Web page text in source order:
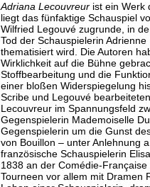
Adriana Lecouvreurist ein Werk
liegt das fünfaktige Schauspiel
Wilfried Legouvé zugrunde, in
Tod der Schauspielerin
thematisiert wird. Die Autoren
Wirklichkeit auf die Bühne
Stoffbearbeitung und die
einer bloßen Widerspiegelung
Scribe und Legouvé
Lecouvreur im Spannungsfeld
Gegenspielerin Mademoiselle
Gegenspielerin um die Gunst
von Bouillon – unter Anlehnung
französische Schauspielerin
1838 an der Comédie-
Tourneen vor allem mit Dramen